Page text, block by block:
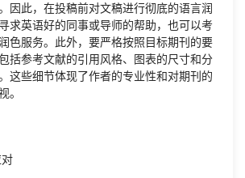
因此，在投稿前对文稿进行彻底的语言润
求英语好的同事或导师的帮助，也可以考
色服务。此外，要严格按照目标期刊的要
括参考文献的引用风格、图表的尺寸和分
这些细节体现了作者的专业性和对期刊的
。